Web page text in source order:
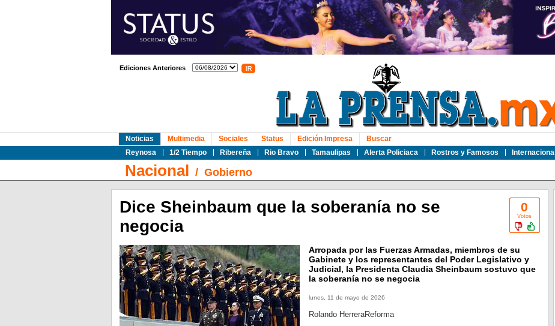
Ediciones Anteriores
Noticias
Reynosa
1/2 Tiempo Ribereña Rio Bravo Tamaulipas Alerta Policiaca Rostros y Famosos Internacional
Multimedia Sociales Status Edición Impresa Buscar
Nacional / Gobierno
0
Votos
Dice Sheinbaum que la soberanía no se
negocia
Arropada por las Fuerzas Armadas, miembros de su
Gabinete y los representantes del Poder Legislativo y
Judicial, la Presidenta Claudia Sheinbaum sostuvo que
la soberanía no se negocia
lunes, 11 de mayo de 2026
Rolando HerreraReforma